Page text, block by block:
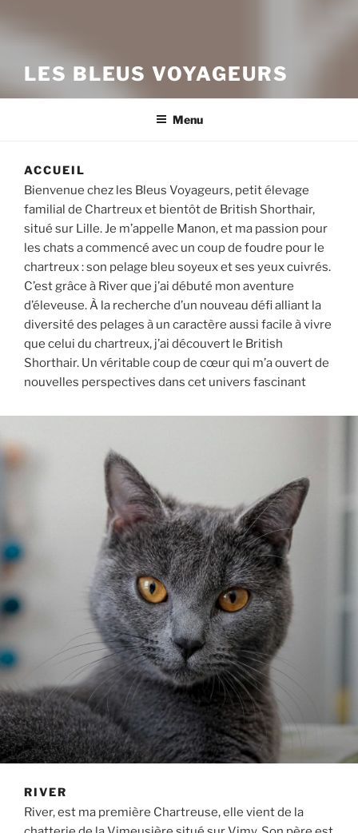
LES BLEUS VOYAGEURS
Menu
ACCUEIL
Bienvenue chez les Bleus Voyageurs, petit élevage
familial de Chartreux et bientôt de British Shorthair,
situé sur Lille. Je m’appelle Manon, et ma passion pour
les chats a commencé avec un coup de foudre pour le
chartreux : son pelage bleu soyeux et ses yeux cuivrés.
C’est grâce à River que j’ai débuté mon aventure
d’éleveuse. À la recherche d’un nouveau défi alliant la
diversité des pelages à un caractère aussi facile à vivre
que celui du chartreux, j’ai découvert le British
Shorthair. Un véritable coup de cœur qui m’a ouvert de
nouvelles perspectives dans cet univers fascinant
RIVER
River, est ma première Chartreuse, elle vient de la